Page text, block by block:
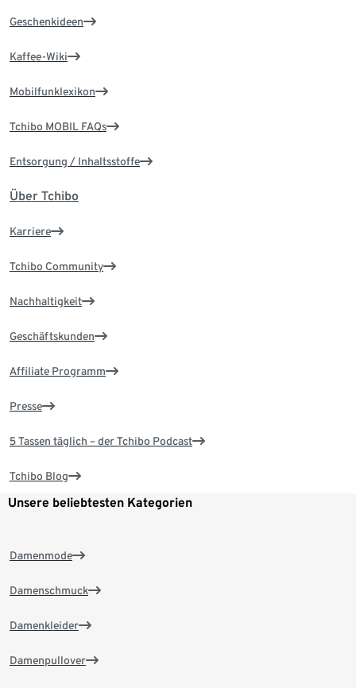
Geschenkideen
Kaffee-Wiki
Mobilfunklexikon
Tchibo MOBIL FAQs
Entsorgung / Inhaltsstoffe
Über Tchibo
Karriere
Tchibo Community
Nachhaltigkeit
Geschäftskunden
Affiliate Programm
Presse
5 Tassen täglich – der Tchibo Podcast
Tchibo Blog
Unsere beliebtesten Kategorien
Damenmode
Damenschmuck
Damenkleider
Damenpullover